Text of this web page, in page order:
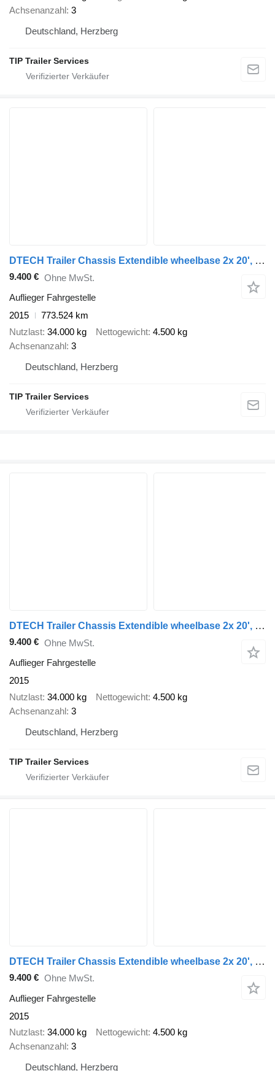
Achsenanzahl 3
Deutschland, Herzberg
TIP Trailer Services
DTECH Trailer Chassis Extendible wheelbase 2x 20', 30', 40' and
9.400 € Ohne MwSt.
Auflieger Fahrgestelle
2015
773.524 km
Nutzlast 34.000 kg Nettogewicht 4.500 kg
Achsenanzahl 3
Deutschland, Herzberg
TIP Trailer Services
DTECH Trailer Chassis Extendible wheelbase 2x 20', 30', 40' and
9.400 € Ohne MwSt.
Auflieger Fahrgestelle
2015
Nutzlast 34.000 kg Nettogewicht 4.500 kg
Achsenanzahl 3
Deutschland, Herzberg
TIP Trailer Services
DTECH Trailer Chassis Extendible wheelbase 2x 20', 30', 40' and
9.400 € Ohne MwSt.
Auflieger Fahrgestelle
2015
Nutzlast 34.000 kg Nettogewicht 4.500 kg
Achsenanzahl 3
Deutschland, Herzberg